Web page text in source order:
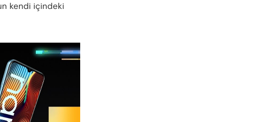
kendi içindeki